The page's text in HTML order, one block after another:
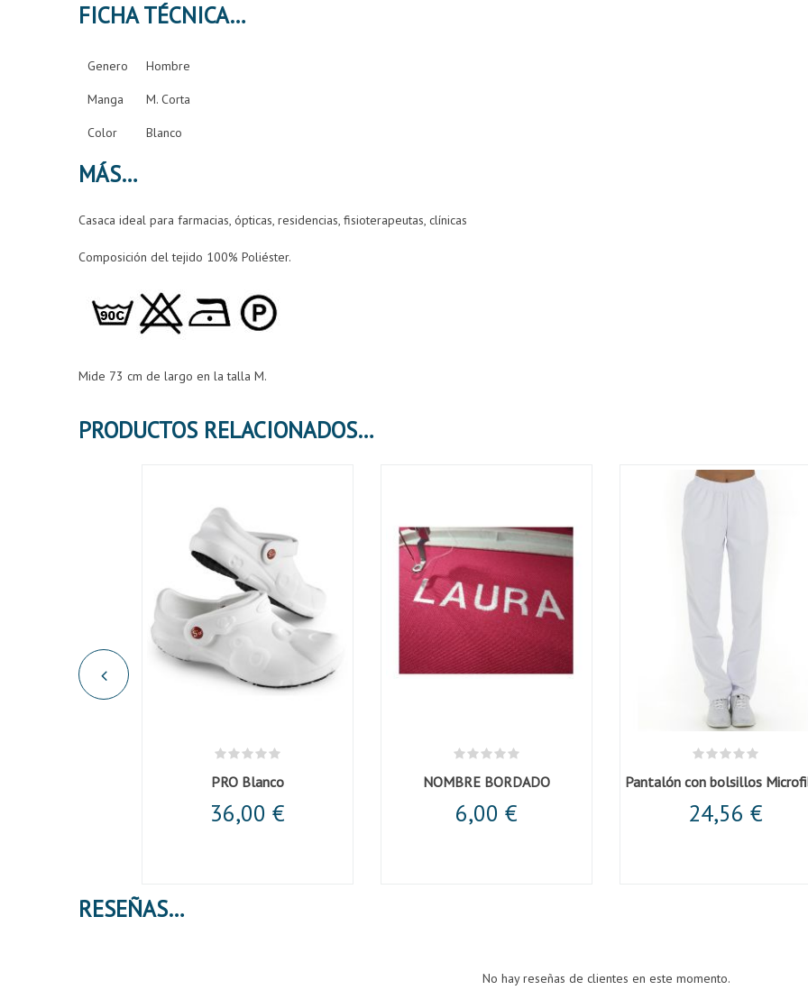
FICHA TÉCNICA
Genero Hombre
Manga M. Corta
Color Blanco
MÁS
Casaca ideal para farmacias, ópticas, residencias, fisioterapeutas, clínicas
Composición del tejido 100% Poliéster.
Mide 73 cm de largo en la talla M.
PRODUCTOS RELACIONADOS
PRO Blanco
36,00 €
NOMBRE BORDADO
6,00 €
Pantalón con bolsillos
24,56 €
RESEÑAS
No hay reseñas de clientes en este momento.